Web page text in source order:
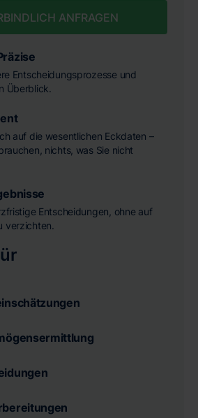
ANFRAGEN
Entscheidungsprozesse und
Überblick.
auf die wesentlichen Eckdaten –
nichts, was Sie nicht
Entscheidungen, ohne auf
verzichten.